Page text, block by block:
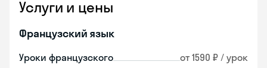
Услуги и цены
Французский язык
Уроки французского от 1590 ₽ / урок